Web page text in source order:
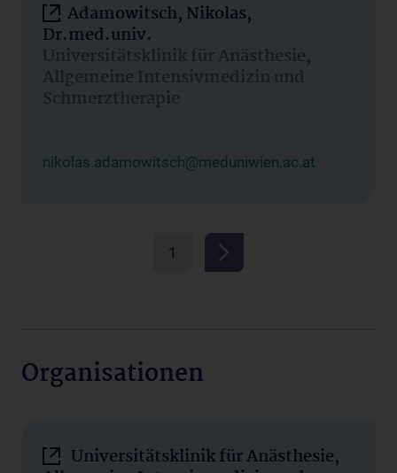
Adamowitsch, Nikolas,
Dr.med.univ.
Universitätsklinik für Anästhesie,
Allgemeine Intensivmedizin und
Schmerztherapie
nikolas.adamowitsch@meduniwien.ac.at
1
Organisationen
Universitätsklinik für Anästhesie,